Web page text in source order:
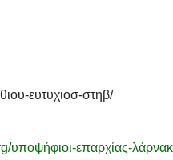
ευτυχιοσ-στηβ/
επαρχίας-